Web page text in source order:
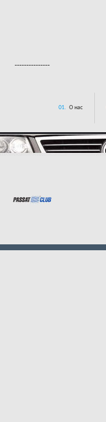
---------------
01. О нас